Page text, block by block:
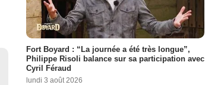
Fort Boyard : “La journée a été très longue”,
Philippe Risoli balance sur sa participation avec
Cyril Féraud
lundi 3 août 2026